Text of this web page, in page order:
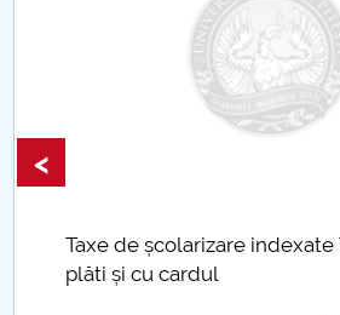
Taxe de școlarizare indexate
plăti și cu cardul
<